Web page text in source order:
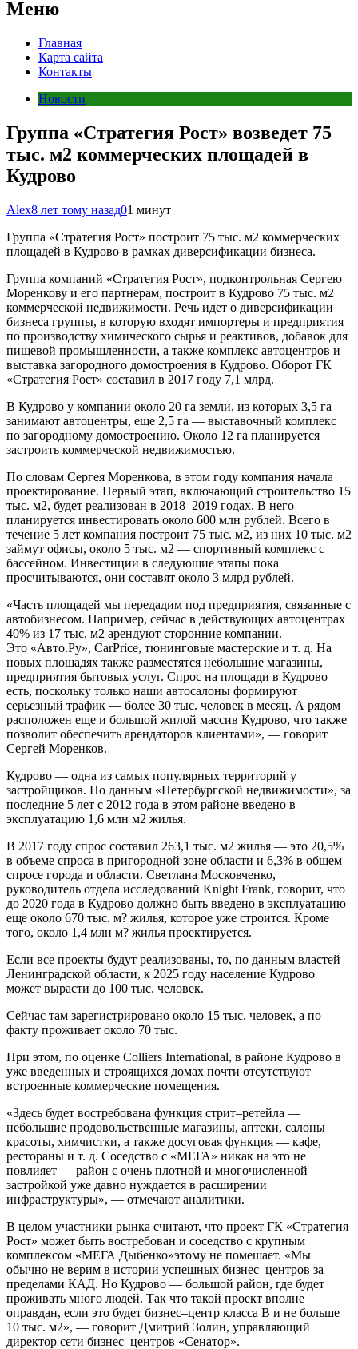
Меню
Главная
Карта сайта
Контакты
Новости
Группа «Стратегия Рост» возведет 75
тыс. м2 коммерческих площадей в
Кудрово
Alex8 лет тому назад01 минут
Группа «Стратегия Рост» построит 75 тыс. м2 коммерческих
площадей в Кудрово в рамках диверсификации бизнеса.
Группа компаний «Стратегия Рост», подконтрольная Сергею
Моренкову и его партнерам, построит в Кудрово 75 тыс. м2
коммерческой недвижимости. Речь идет о диверсификации
бизнеса группы, в которую входят импортеры и предприятия
по производству химического сырья и реактивов, добавок для
пищевой промышленности, а также комплекс автоцентров и
выставка загородного домостроения в Кудрово. Оборот ГК
«Стратегия Рост» составил в 2017 году 7,1 млрд.
В Кудрово у компании около 20 га земли, из которых 3,5 га
занимают автоцентры, еще 2,5 га — выставочный комплекс
по загородному домостроению. Около 12 га планируется
застроить коммерческой недвижимостью.
По словам Сергея Моренкова, в этом году компания начала
проектирование. Первый этап, включающий строительство 15
тыс. м2, будет реализован в 2018–2019 годах. В него
планируется инвестировать около 600 млн рублей. Всего в
течение 5 лет компания построит 75 тыс. м2, из них 10 тыс. м2
займут офисы, около 5 тыс. м2 — спортивный комплекс с
бассейном. Инвестиции в следующие этапы пока
просчитываются, они составят около 3 млрд рублей.
«Часть площадей мы передадим под предприятия, связанные с
автобизнесом. Например, сейчас в действующих автоцентрах
40% из 17 тыс. м2 арендуют сторонние компании.
Это «Авто.Ру», CarPrice, тюнинговые мастерские и т. д. На
новых площадях также разместятся небольшие магазины,
предприятия бытовых услуг. Спрос на площади в Кудрово
есть, поскольку только наши автосалоны формируют
серьезный трафик — более 30 тыс. человек в месяц. А рядом
расположен еще и большой жилой массив Кудрово, что также
позволит обеспечить арендаторов клиентами», — говорит
Сергей Моренков.
Кудрово — одна из самых популярных территорий у
застройщиков. По данным «Петербургской недвижимости», за
последние 5 лет с 2012 года в этом районе введено в
эксплуатацию 1,6 млн м2 жилья.
В 2017 году спрос составил 263,1 тыс. м2 жилья — это 20,5%
в объеме спроса в пригородной зоне области и 6,3% в общем
спросе города и области. Светлана Московченко,
руководитель отдела исследований Knight Frank, говорит, что
до 2020 года в Кудрово должно быть введено в эксплуатацию
еще около 670 тыс. м? жилья, которое уже строится. Кроме
того, около 1,4 млн м? жилья проектируется.
Если все проекты будут реализованы, то, по данным властей
Ленинградской области, к 2025 году население Кудрово
может вырасти до 100 тыс. человек.
Сейчас там зарегистрировано около 15 тыс. человек, а по
факту проживает около 70 тыс.
При этом, по оценке Colliers International, в районе Кудрово в
уже введенных и строящихся домах почти отсутствуют
встроенные коммерческие помещения.
«Здесь будет востребована функция стрит–ретейла —
небольшие продовольственные магазины, аптеки, салоны
красоты, химчистки, а также досуговая функция — кафе,
рестораны и т. д. Соседство с «МЕГА» никак на это не
повлияет — район с очень плотной и многочисленной
застройкой уже давно нуждается в расширении
инфраструктуры», — отмечают аналитики.
В целом участники рынка считают, что проект ГК «Стратегия
Рост» может быть востребован и соседство с крупным
комплексом «МЕГА Дыбенко»этому не помешает. «Мы
обычно не верим в истории успешных бизнес–центров за
пределами КАД. Но Кудрово — большой район, где будет
проживать много людей. Так что такой проект вполне
оправдан, если это будет бизнес–центр класса B и не больше
10 тыс. м2», — говорит Дмитрий Золин, управляющий
директор сети бизнес–центров «Сенатор».